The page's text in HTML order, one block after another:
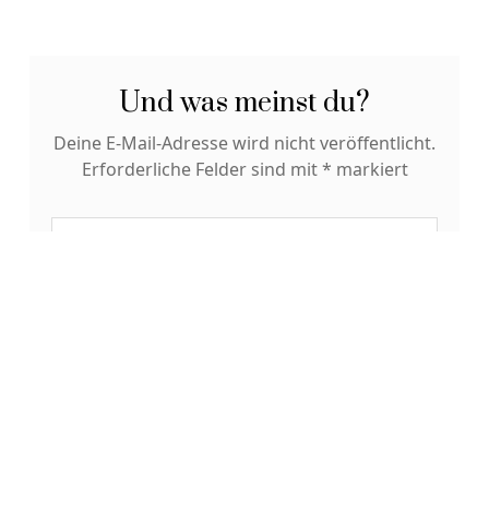
Und was meinst du?
Deine E-Mail-Adresse wird nicht veröffentlicht.
Erforderliche Felder sind mit* markiert